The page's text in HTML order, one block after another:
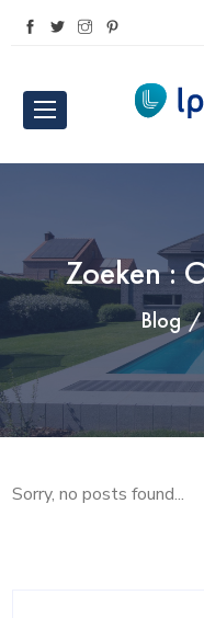
Zoeken :
Blog
Sorry, no posts found...